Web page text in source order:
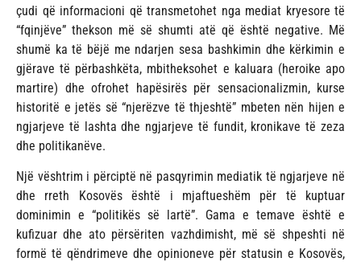
çudi që informacioni që transmetohet nga mediat kryesore të
“fqinjëve” thekson më së shumti atë që është negative. Më
shumë ka të bëjë me ndarjen sesa bashkimin dhe kërkimin e
gjërave të përbashkëta, mbitheksohet e kaluara (heroike apo
martire) dhe ofrohet hapësirës për sensacionalizmin, kurse
historitë e jetës së “njerëzve të thjeshtë” mbeten nën hijen e
ngjarjeve të lashta dhe ngjarjeve të fundit, kronikave të zeza
dhe politikanëve.
Një vështrim i përciptë në pasqyrimin mediatik të ngjarjeve në
dhe rreth Kosovës është i mjaftueshëm për të kuptuar
dominimin e “politikës së lartë”. Gama e temave është e
kufizuar dhe ato përsëriten vazhdimisht, më së shpeshti në
formë të qëndrimeve dhe opinioneve për statusin e Kosovës,